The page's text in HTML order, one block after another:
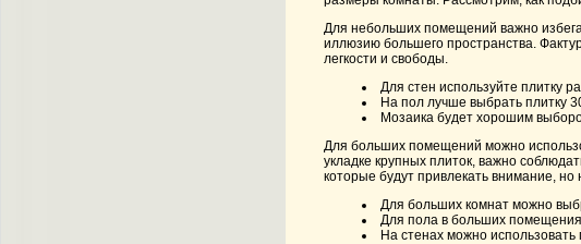
Для небольших помещений важно
иллюзию большего пространства.
легкости и свободы.
Для стен используйте плитку
На пол лучше выбрать плитку
Мозаика будет хорошим
Для больших помещений можно
укладке крупных плиток, важно
которые будут привлекать внимание, но
Для больших комнат можно
Для пола в больших
На стенах можно